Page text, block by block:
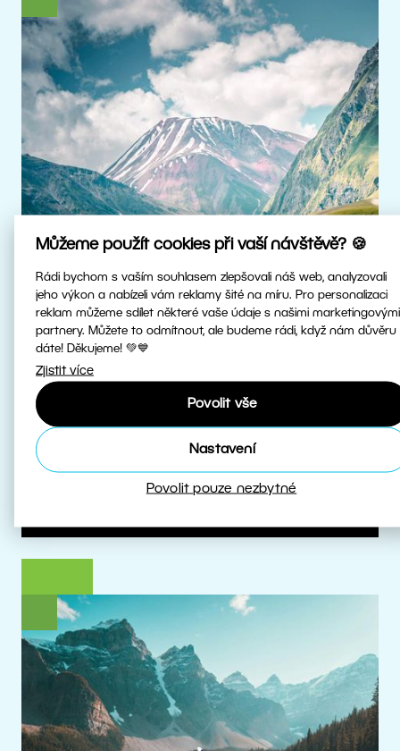
Můžeme použít cookies při vaší návštěvě? 🍪
Rádi bychom s vaším souhlasem zlepšovali náš web, analyzovali
jeho výkon a nabízeli vám reklamy šité na míru. Pro personalizaci
reklam můžeme sdílet některé vaše údaje s našimi marketingovými
partnery. Můžete to odmítnout, ale budeme rádi, když nám důvěru
dáte! Děkujeme! 💚💙
Zjistit více
Povolit vše
Nastavení
Povolit pouze nezbytné
Skutečné HDR
Upravujte HDR fotky v nejvyšší kvalitě.
Patříme mezi první fotoeditory na světě,
Více o HDR